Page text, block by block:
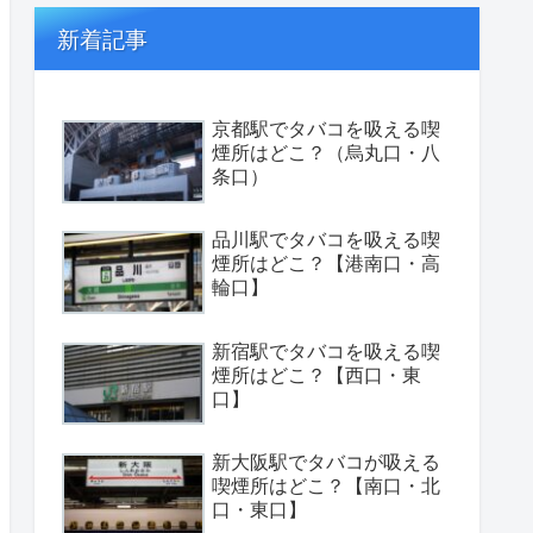
新着記事
京都駅でタバコを吸える喫
煙所はどこ？（烏丸口・八
条口）
品川駅でタバコを吸える喫
煙所はどこ？【港南口・高
輪口】
新宿駅でタバコを吸える喫
煙所はどこ？【西口・東
口】
新大阪駅でタバコが吸える
喫煙所はどこ？【南口・北
口・東口】